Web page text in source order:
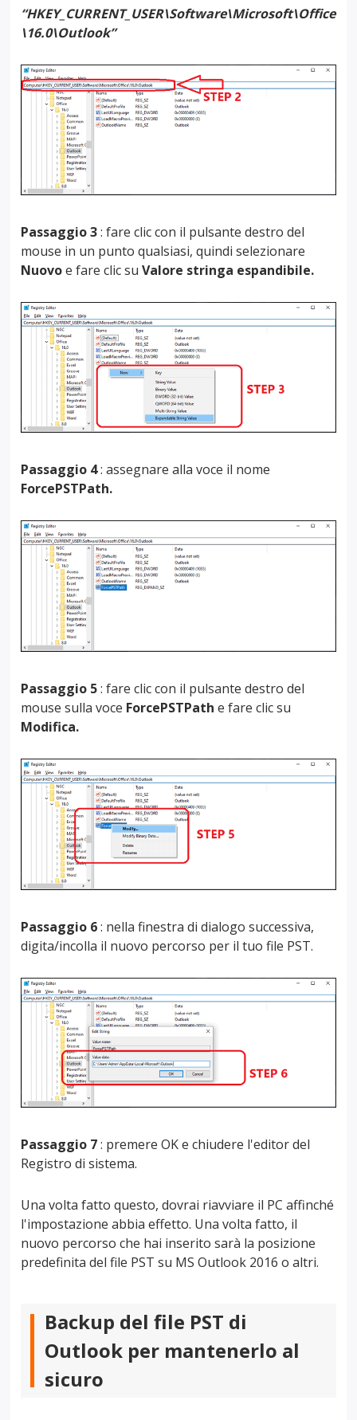
“HKEY_CURRENT_USER\Software\Microsoft\Office
\16.0\Outlook”
Passaggio 3: fare clic con il pulsante destro del
mouse in un punto qualsiasi, quindi selezionare
Nuovoe fare clic suValore stringa espandibile.
Passaggio 4: assegnare alla voce il nome
ForcePSTPath.
Passaggio 5: fare clic con il pulsante destro del
mouse sulla voce ForcePSTPath e fare clic su
Modifica.
Passaggio 6: nella finestra di dialogo successiva,
digita/incolla il nuovo percorso per il tuo file PST.
Passaggio 7: premere OK e chiudere l'editor del
Registro di sistema.
Una volta fatto questo, dovrai riavviare il PC affinché
l'impostazione abbia effetto. Una volta fatto, il
nuovo percorso che hai inserito sarà la posizione
predefinita del file PST su MS Outlook 2016 o altri.
Backup del file PST di
Outlook per mantenerlo al
sicuro